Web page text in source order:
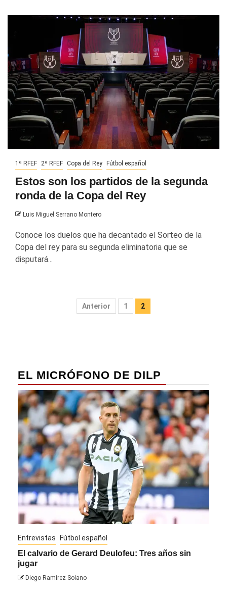
1ª RFEF 2ª RFEF Copa del Rey Fútbol español
Estos son los partidos de la segunda
ronda de la Copa del Rey
Luis Miguel Serrano Montero
Conoce los duelos que ha decantado el Sorteo de la
Copa del rey para su segunda eliminatoria que se
disputará...
Paginación
Anterior 1 2
EL MICRÓFONO DE DILP
Entrevistas Fútbol español
El calvario de Gerard Deulofeu: Tres años sin
jugar
Diego Ramírez Solano